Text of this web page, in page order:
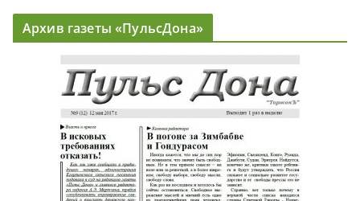
Архив газеты «ПульсДона»